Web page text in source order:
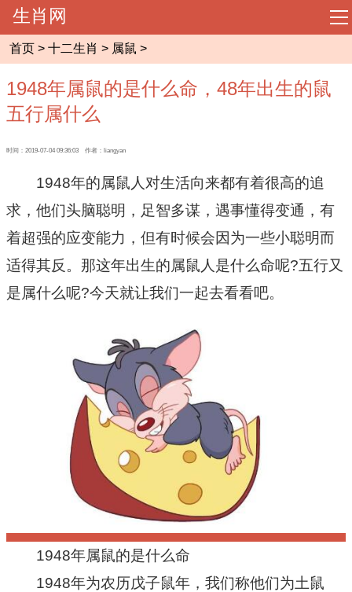
导
生肖网
相术大全
八字命理
风水知识
十二生肖
十二星座
节日民俗
首页 > 十二生肖 > 属鼠 >
1948年属鼠的是什么命，48年出生的鼠
五行属什么
时间：2019-07-04 09:36:03 作者：liangyan
1948年的属鼠人对生活向来都有着很高的追
求，他们头脑聪明，足智多谋，遇事懂得变通，有
着超强的应变能力，但有时候会因为一些小聪明而
适得其反。那这年出生的属鼠人是什么命呢?五行又
是属什么呢?今天就让我们一起去看看吧。
1948年属鼠的是什么命
1948年为农历戊子鼠年，我们称他们为土鼠